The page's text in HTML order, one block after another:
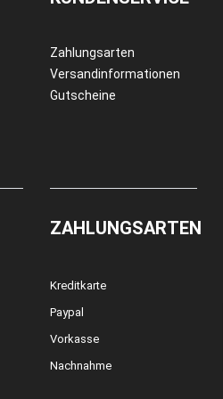
Zahlungsarten
Versandinformationen
Gutscheine
ZAHLUNGSARTEN
Kreditkarte
Paypal
Vorkasse
Nachnahme